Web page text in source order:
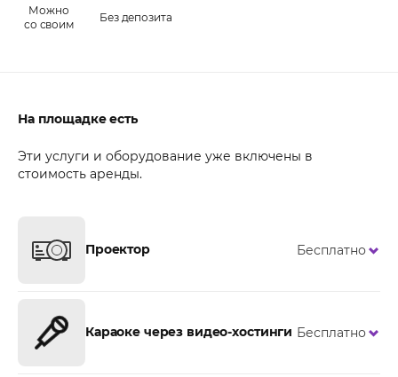
Можно
со своим
Без депозита
На площадке есть
Эти услуги и оборудование уже включены в
стоимость аренды.
Проектор Бесплатно
Караоке через видео-хостинги Бесплатно